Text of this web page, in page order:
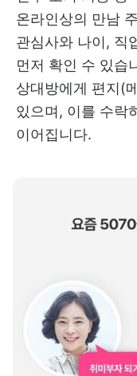
온라인상의 만남
관심사와 나이, 직
먼저 확인 수 있습
상대방에게 편지(
있으며, 이를 수락
이어집니다.